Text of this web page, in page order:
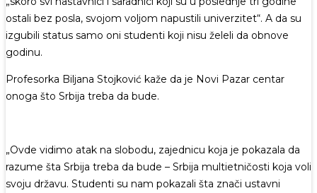
ostali bez posla, svojom voljom napustili univerzitet“. A da su
izgubili status samo oni studenti koji nisu želeli da obnove
godinu.
Profesorka Biljana Stojković kaže da je Novi Pazar centar
onoga što Srbija treba da bude.
„Ovde vidimo atak na slobodu, zajednicu koja je pokazala da
razume šta Srbija treba da bude – Srbija multietničosti koja voli
svoju državu. Studenti su nam pokazali šta znači ustavni